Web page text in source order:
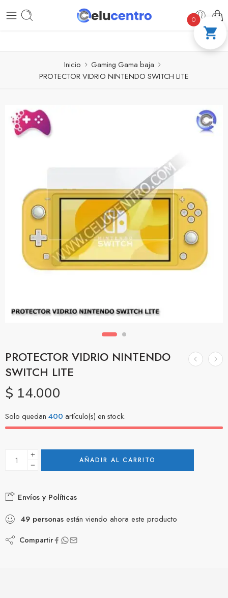
PAGA A CUOTAS CON ADDI COMPRA 100
Inicio
Gaming Gama baja
PROTECTOR VIDRIO NINTENDO SWITCH LITE
PROTECTOR VIDRIO NINTENDO
SWITCH LITE
$ 14.000
Solo quedan 400 artículo(s) en stock.
AÑADIR AL CARRITO
Envíos y Políticas
49 personas están viendo ahora este producto
Compartir
0